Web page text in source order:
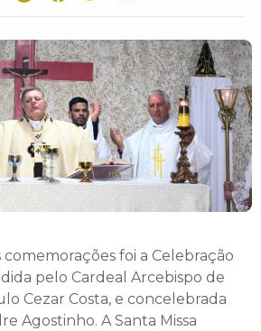
foi a Celebração
pelo Cardeal Arcebispo de
Cezar Costa, e concelebrada
Agostinho. A Santa Missa